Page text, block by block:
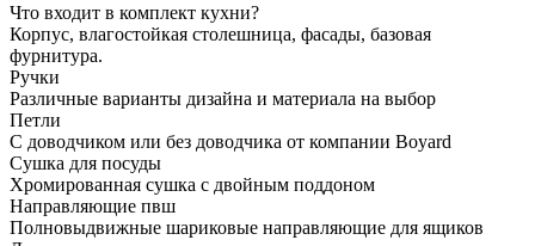
Что входит в комплект кухни?
Корпус, влагостойкая столешница, фасады, базовая
фурнитура.
Ручки
Различные варианты дизайна и материала на выбор
Петли
С доводчиком или без доводчика от компании Boyard
Сушка для посуды
Хромированная сушка с двойным поддоном
Направляющие пвш
Полновыдвижные шариковые направляющие для ящиков